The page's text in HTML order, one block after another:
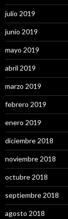
julio 2019
junio 2019
mayo 2019
abril 2019
marzo 2019
febrero 2019
enero 2019
diciembre 2018
noviembre 2018
octubre 2018
septiembre 2018
agosto 2018